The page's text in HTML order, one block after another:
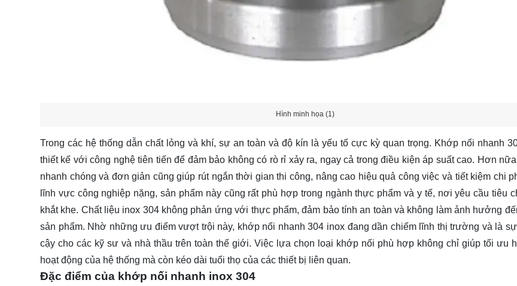
Hình minh họa (1)
Trong các hệ thống dẫn chất lỏng và khí, sự an toàn và độ kín là yếu tố cực kỳ quan trọng. Khớp nối nhanh
thiết kế với công nghệ tiên tiến để đảm bảo không có rò rỉ xảy ra, ngay cả trong điều kiện áp suất cao. Hơn
nhanh chóng và đơn giản cũng giúp rút ngắn thời gian thi công, nâng cao hiệu quả công việc và tiết kiệm chi
lĩnh vực công nghiệp nặng, sản phẩm này cũng rất phù hợp trong ngành thực phẩm và y tế, nơi yêu cầu tiêu
khắt khe. Chất liệu inox 304 không phản ứng với thực phẩm, đảm bảo tính an toàn và không làm ảnh hưởng
sản phẩm. Nhờ những ưu điểm vượt trội này, khớp nối nhanh 304 inox đang dần chiếm lĩnh thị trường và là
cậy cho các kỹ sư và nhà thầu trên toàn thế giới. Việc lựa chọn loại khớp nối phù hợp không chỉ giúp tối ưu
hoạt động của hệ thống mà còn kéo dài tuổi thọ của các thiết bị liên quan.
Đặc điểm của khớp nối nhanh inox 304